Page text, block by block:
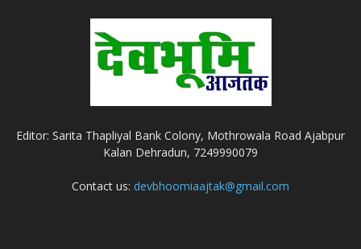
Editor: Sarita Thapliyal Bank Colony, Mothrowala Road Ajabpur
Kalan Dehradun, 7249990079
Contact us: devbhoomiaajtak@gmail.com